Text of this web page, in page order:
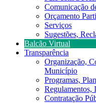
Comunicação
Orçamento
Serviços
Sugestões,
Balcão Virtual
Transparência
Organização,
Município
Programas,
Regulamentos,
Contratação